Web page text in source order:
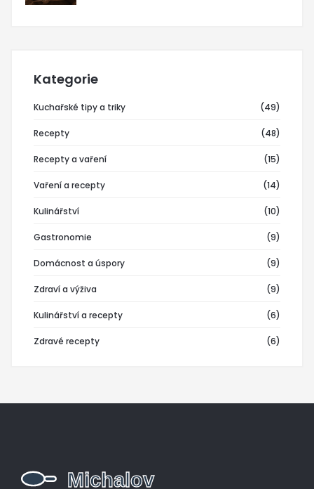
Kategorie
Kuchařské tipy a triky (49)
Recepty (48)
Recepty a vaření (15)
Vaření a recepty (14)
Kulinářství (10)
Gastronomie (9)
Domácnost a úspory (9)
Zdraví a výživa (9)
Kulinářství a recepty (6)
Zdravé recepty (6)